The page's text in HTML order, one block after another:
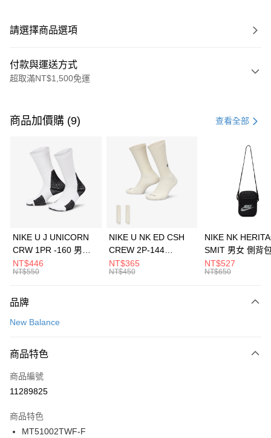
請選擇商品選項
付款與運送方式
超取滿NT$1,500免運
信用卡一次付款
3 期 0 利率 每期 21家銀行
合作金庫商業銀行
第一商業銀行
華南商業銀行
彰化商業銀行
上海商業儲蓄銀行
元大商業銀行
台灣樂天信用卡公司
Apple Pay
全盈+PAY
AFTEE先享後付
【關於「AFTEE先享後付」】
便利好安心！
３．安心：先確認商品／服務後，再付款。
【「AFTEE先享後付」結帳流程】
１．於結帳方式選擇「AFTEE先享後付」後，將跳轉至「AFTEE先享後付」
２．訂單成立數日內，您將收到繳費通知簡訊。
３．收到繳費通知簡訊後14天內，點擊此簡訊中的連結，可透過四大超商／
ATM／網路銀行／等多元方式進行付款，方視為交易完成。
運送方式
每筆NT$100，滿NT$1,500(含以上)免運費
宅配
每筆NT$100，滿NT$1,500(含以上)免運費
付款後門市自取
每筆NT$100，滿NT$1,500(含以上)免運費
商品加價購 (9) 查看全部
NIKE U J UNICORN
CRW 1PR -160 男女
中統襪 FZ3393100
NT$446
NT$550
NIKE U NK ED CSH
CREW 2P-144
EMBRDY 男女 短統襪
FZ3073133
NT$365
NT$450
NIKE NK
SMIT 男女 側背
BA5871010
NT$527
NT$650
品牌
New Balance
商品特色
商品編號
11289825
商品特色
MT51002TWF-F